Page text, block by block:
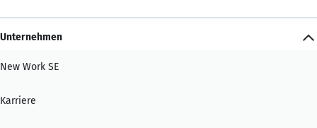
Unternehmen
New Work SE
Karriere